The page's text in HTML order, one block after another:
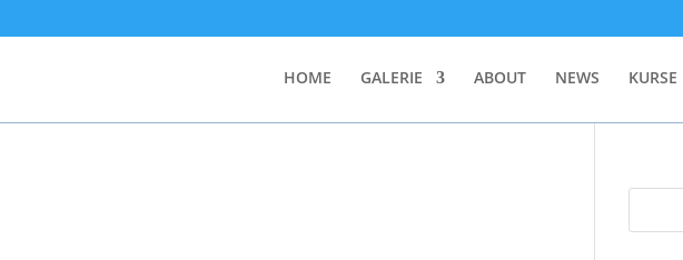
HOME GALERIE ABOUT NEWS KURSE